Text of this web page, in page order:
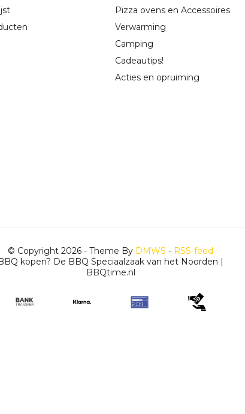
Pizza ovens en Accessoires
Verwarming
Camping
Cadeautips!
Acties en opruiming
© Copyright 2026 - Theme By DMWS - RSS-feed
BBQ kopen? De BBQ Speciaalzaak van het Noorden |
BBQtime.nl